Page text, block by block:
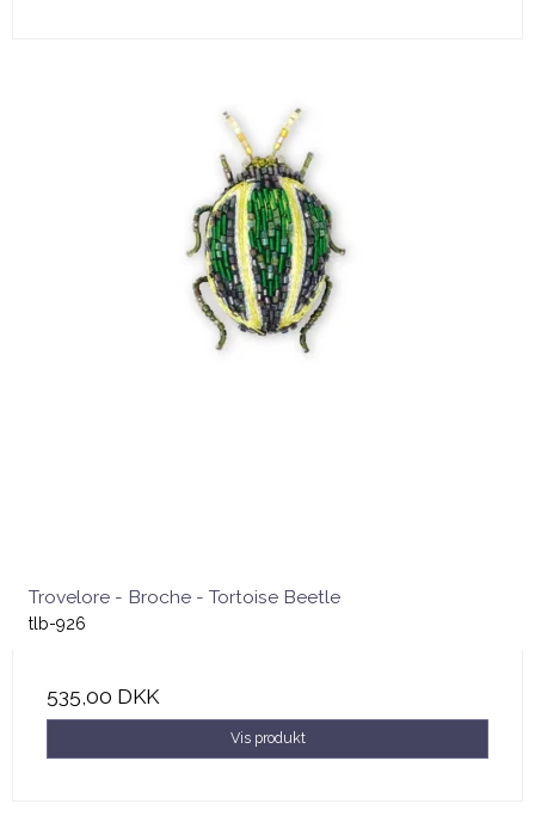
Trovelore - Broche - Tortoise Beetle
tlb-926
535,00 DKK
Vis produkt